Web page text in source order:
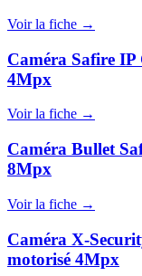
Voir la fiche →
Caméra Safire
4Mpx
Voir la fiche →
Caméra Bullet
8Mpx
Voir la fiche →
Caméra X-
motorisé 4Mpx